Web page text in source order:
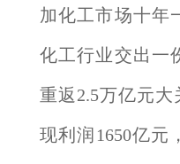
加化工市场十年
化工行业交出一
重返2.5万亿元大
现利润1650亿元